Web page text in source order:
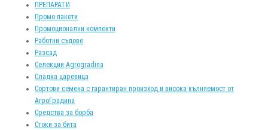
ПРЕПАРАТИ
Промо пакети
Промоционални компекти
Работни съдове
Разсад
Селекции Agrogradina
Сладка царевица
Сортови семена с гарантиран произход и висока кълняемост от
АгроГрадина
Средства за борба
Стоки за бита